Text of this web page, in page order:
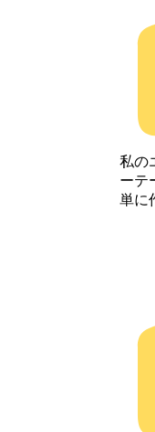
私の
ーテ
単に